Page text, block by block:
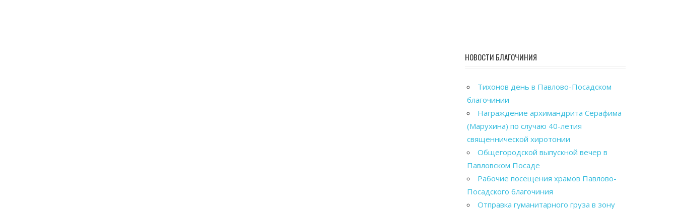
НОВОСТИ БЛАГОЧИНИЯ
Тихонов день в Павлово-Посадском
благочинии
Награждение архимандрита Серафима
(Марухина) по случаю 40-летия
священнической хиротонии
Общегородской выпускной вечер в
Павловском Посаде
Рабочие посещения храмов Павлово-
Посадского благочиния
Отправка гуманитарного груза в зону